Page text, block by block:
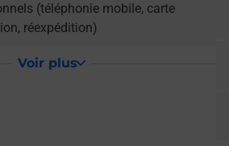
(téléphonie mobile, carte
réexpédition)
Voir plus